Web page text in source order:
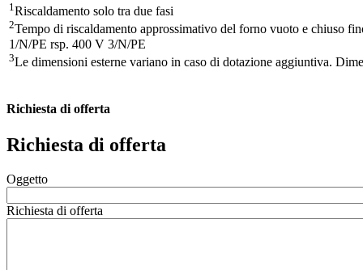
1Riscaldamento solo tra due fasi
2Tempo di riscaldamento approssimativo del forno vuoto e chiuso
1/N/PE rsp. 400 V 3/N/PE
3Le dimensioni esterne variano in caso di dotazione aggiuntiva.
Richiesta di offerta
Richiesta di offerta
Oggetto
Richiesta di offerta